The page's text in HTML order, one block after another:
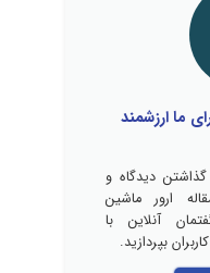
ما ارزشمند
دیدگاه و
ارور ماشین
آنلاین با
بپردازید.